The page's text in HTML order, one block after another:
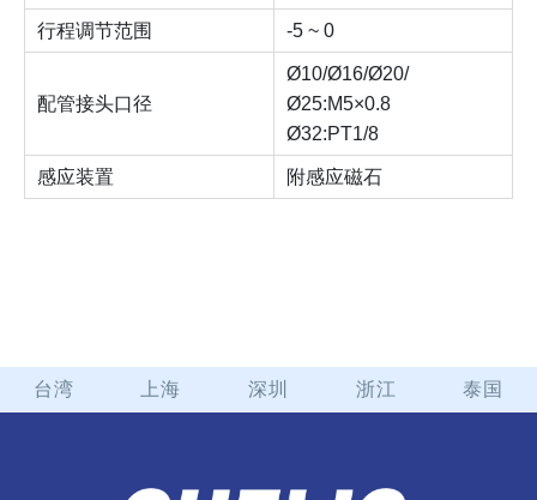
行程调节范围 -5 ~ 0
配管接头口径
Ø10/Ø16/Ø20/
Ø25:M5×0.8
Ø32:PT1/8
感应装置 附感应磁石
台湾 上海 深圳 浙江 泰国